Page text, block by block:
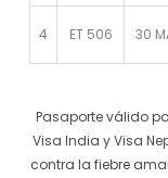
4 ET 506 30
Pasaporte válido
Visa India y Visa
contra la fiebre